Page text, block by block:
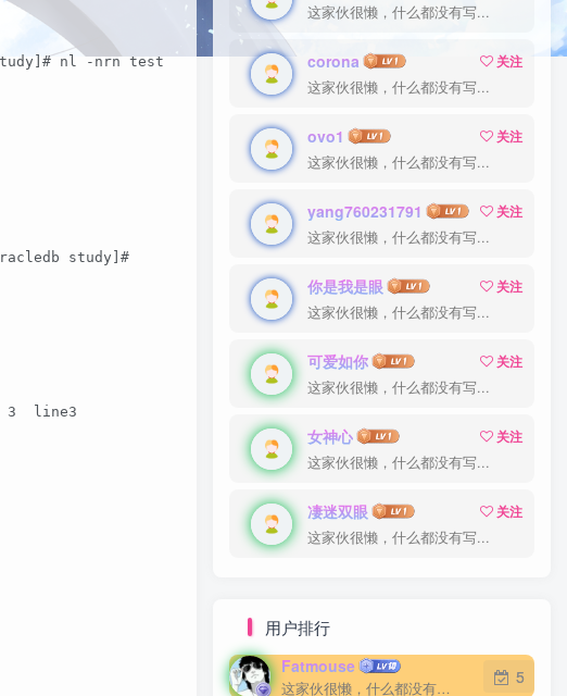
nl -nrn test1.log      1  2011     2  2012     3
study]#
3  line3
这家伙很懒，什么都没有写...
corona
关注
这家伙很懒，什么都没有写...
ovo1
关注
这家伙很懒，什么都没有写...
yang760231791
关注
这家伙很懒，什么都没有写...
你是我是眼
关注
这家伙很懒，什么都没有写...
可爱如你
关注
这家伙很懒，什么都没有写...
女神心
关注
这家伙很懒，什么都没有写...
凄迷双眼
关注
这家伙很懒，什么都没有写...
用户排行
Fatmouse
这家伙很懒，什么都没有写...
5